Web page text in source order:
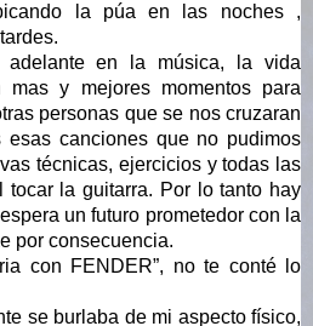
la púa en las noches ,
adelante en la música, la vida
y mejores momentos para
personas que se nos cruzaran
esas canciones que no pudimos
técnicas, ejercicios y todas las
la guitarra. Por lo tanto hay
un futuro prometedor con la
por consecuencia.
con FENDER”, no te conté lo
se burlaba de mi aspecto físico,